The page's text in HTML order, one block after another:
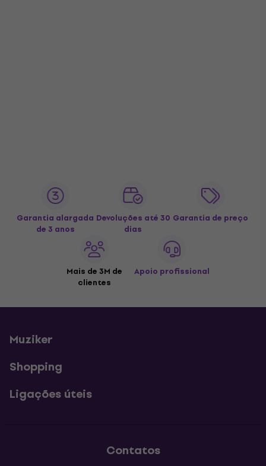
Garantia alargada
de 3 anos
Devoluções até 30
dias
Garantia de preço
Mais de 3M de
clientes
Apoio profissional
Muziker
Shopping
Ligações úteis
Contatos